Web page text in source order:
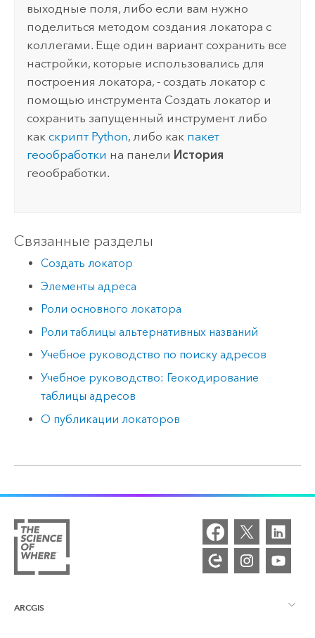
выходные поля, либо если вам нужно
поделиться методом создания локатора с
коллегами. Еще один вариант сохранить все
настройки, которые использовались для
построения локатора, - создать локатор с
помощью инструментаСоздать локатор и
сохранить запущенный инструмент либо
какскрипт Python, либо как пакет
геообработки на панели История
геообработки.
Связанные разделы
Создать локатор
Элементы адреса
Роли основного локатора
Роли таблицы альтернативных названий
Учебное руководство по поиску адресов
Учебное руководство: Геокодирование
таблицы адресов
О публикации локаторов
ARCGIS